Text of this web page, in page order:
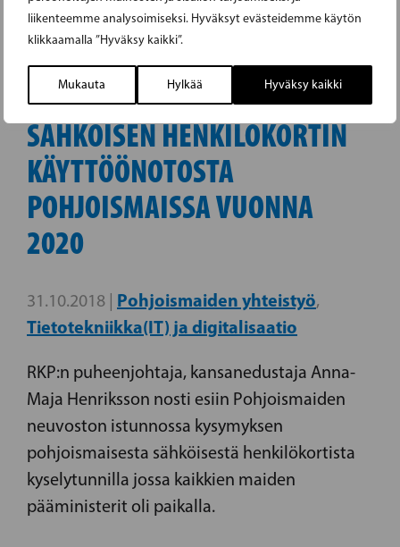
liikenteemme analysoimiseksi. Hyväksyt evästeidemme käytön
klikkaamalla ”Hyväksy kaikki”.
Mukauta Hylkää Hyväksy kaikki
HENRIKSSON TOIVEIKAS
SÄHKÖISEN HENKILÖKORTIN
KÄYTTÖÖNOTOSTA
POHJOISMAISSA VUONNA
2020
31.10.2018 | Pohjoismaiden yhteistyö,
Tietotekniikka(IT) ja digitalisaatio
RKP:n puheenjohtaja, kansanedustaja Anna-
Maja Henriksson nosti esiin Pohjoismaiden
neuvoston istunnossa kysymyksen
pohjoismaisesta sähköisestä henkilökortista
kyselytunnilla jossa kaikkien maiden
pääministerit oli paikalla.